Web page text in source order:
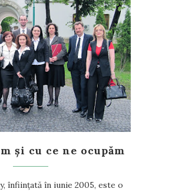
și cu ce ne ocupăm
înființată în iunie 2005, este o